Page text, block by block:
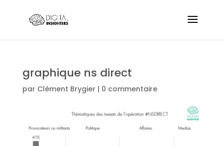
graphique ns direct
par Clément Brygier | 0 commentaire